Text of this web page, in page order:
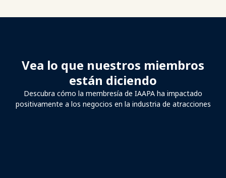
Vea lo que nuestros miembros
están diciendo
Descubra cómo la membresía de IAAPA ha impactado
positivamente a los negocios en la industria de atracciones